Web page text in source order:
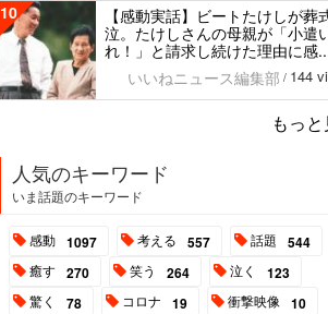
10
【感動実話】ビートたけしが葬
泣。たけしさんの母親が「小遣
れ！」と請求し続けた理由に感
いいねニュース編集部 / 144
もっ
人気のキーワード
いま話題のキーワード
感動 1097 考える 557 話題 544
癒す 270 笑う 264 泣く 123
驚く 78 コロナ 19 衝撃映像 10